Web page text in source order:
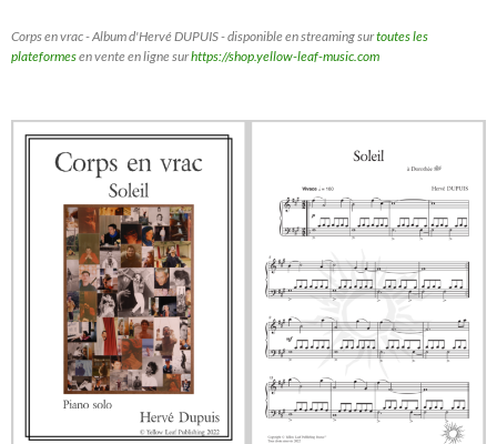
Corps en vrac - Album d'Hervé DUPUIS - disponible en streaming surtoutes les
plateformesen vente en ligne surhttps://shop.yellow-leaf-music.com